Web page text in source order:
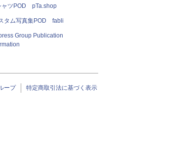
ャツPOD pTa.shop
タム写真集POD fabli
Group Publication
ープ 特定商取引法に基づく表示